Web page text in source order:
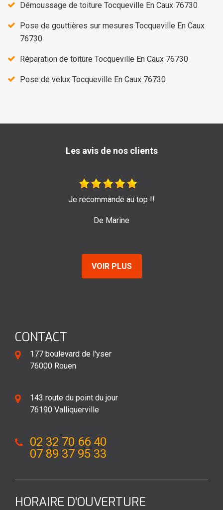
Démoussage de toiture Tocqueville En Caux 76730
Pose de gouttières sur mesures Tocqueville En Caux
76730
Réparation de toiture Tocqueville En Caux 76730
Pose de velux Tocqueville En Caux 76730
Les avis de nos clients
Très bon travail de l'entreprise Sage ! Je les
VOIR PLUS
CONTACT
177 boulevard de l'yser
76000 Rouen
143 route du point du jour
76190 Valliquerville
02 32 70 66 40
07 89 37 95 33
HORAIRE D'OUVERTURE